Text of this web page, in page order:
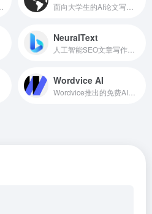
NeuralText
Wordvice AI